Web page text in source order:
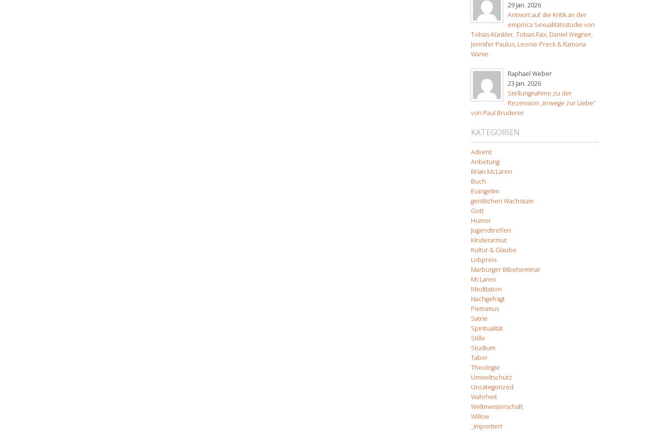
29 Jan. 2026
Antwort auf die Kritik an der
empirica Sexualitätsstudie von
Tobias Künkler, Tobias Faix, Daniel Wegner,
Jennifer Paulus, Leonie Preck & Ramona
Wanie
Raphael Weber
23 Jan. 2026
Stellungnahme zu der
Rezension „Irrwege zur Liebe“
von Paul Bruderer
KATEGORIEN
Advent
Anbetung
Brian McLaren
Buch
Evangelim
geistlichen Wachstum
Gott
Humor
Jugendtreffen
Kinderarmut
Kultur & Glaube
Lobpreis
Marburger Bibelseminar
McLaren
Meditation
Nachgefragt
Pietismus
Satrie
Spiritualität
Stille
Studium
Tabor
Theologie
Umweltschutz
Uncategorized
Wahrheit
Weltmeisterschaft
Willow
_importiert